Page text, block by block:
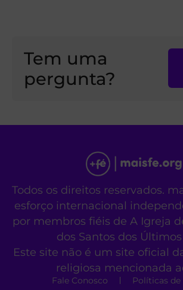
Tem uma
pergunta?
Todos os direitos reservados.
esforço internacional
por membros fiéis de A Igreja
dos Santos dos
Este site não é um site oficial
religiosa mencionada
Fale Conosco Políticas de